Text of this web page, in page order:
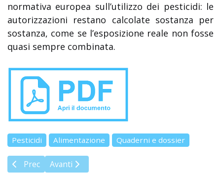
normativa europea sull’utilizzo dei pesticidi: le
autorizzazioni restano calcolate sostanza per
sostanza, come se l’esposizione reale non fosse
quasi sempre combinata.
Pesticidi Alimentazione Quaderni e dossier
Articolo precedente: Dossier Stop pesticidi nel piatto
Prec Articolo successivo: Ernesto Burgio: Dalla
Avanti